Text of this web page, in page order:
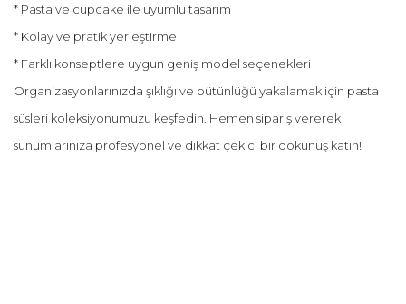
* Pasta ve cupcake ile uyumlu tasarım
* Kolay ve pratik yerleştirme
* Farklı konseptlere uygun geniş model seçenekleri
Organizasyonlarınızda şıklığı ve bütünlüğü yakalamak için pasta
süsleri koleksiyonumuzu keşfedin. Hemen sipariş vererek
sunumlarınıza profesyonel ve dikkat çekici bir dokunuş katın!